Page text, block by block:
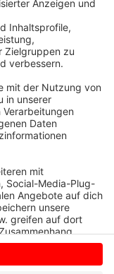
den Kreis
in